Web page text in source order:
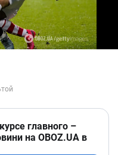
главного –
на OBOZ.UA в